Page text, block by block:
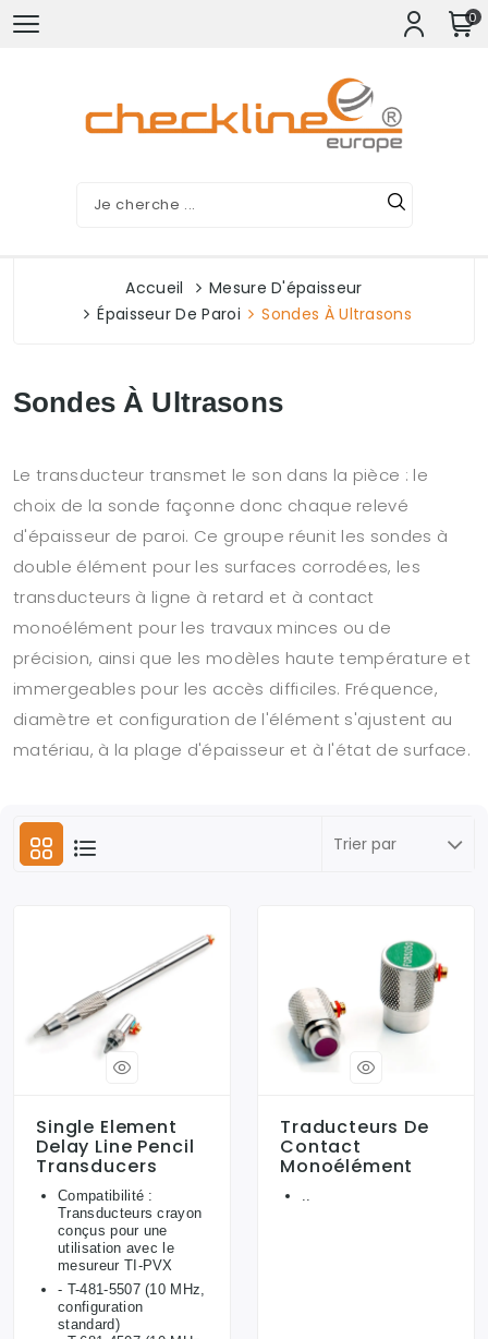
0
Accueil
Mesure D'épaisseur
Épaisseur De Paroi
Sondes À Ultrasons
Sondes À Ultrasons
Le transducteur transmet le son dans la pièce : le
choix de la sonde façonne donc chaque relevé
d'épaisseur de paroi. Ce groupe réunit les sondes à
double élément pour les surfaces corrodées, les
transducteurs à ligne à retard et à contact
monoélément pour les travaux minces ou de
précision, ainsi que les modèles haute température et
immergeables pour les accès difficiles. Fréquence,
diamètre et configuration de l'élément s'ajustent au
matériau, à la plage d'épaisseur et à l'état de surface.
Single Element
Delay Line Pencil
Transducers
Compatibilité :
Transducteurs crayon
conçus pour une
utilisation avec le
mesureur TI-PVX
- T-481-5507 (10 MHz,
configuration
standard)
Traducteurs De
Contact
Monoélément
..